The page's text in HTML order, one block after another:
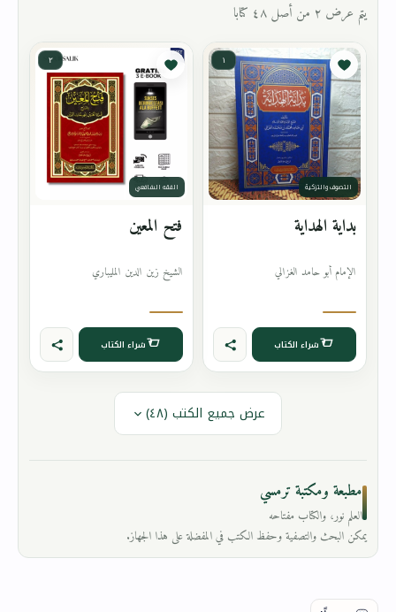
يتم عرض ٢ من أصل ٤٨ كتابا
١
التصوف والتزكية
بداية الهداية
الإمام أبو حامد الغزالي
شراء الكتاب
٢
الفقه الشافعي
فتح المعين
الشيخ زين الدين المليباري
شراء الكتاب
عرض جميع الكتب (٤٨)
مطبعة ومكتبة ترمسي
العلم نور، والكتاب مفتاحه
يمكن البحث والتصفية وحفظ الكتب في المفضلة على هذا الجهاز.